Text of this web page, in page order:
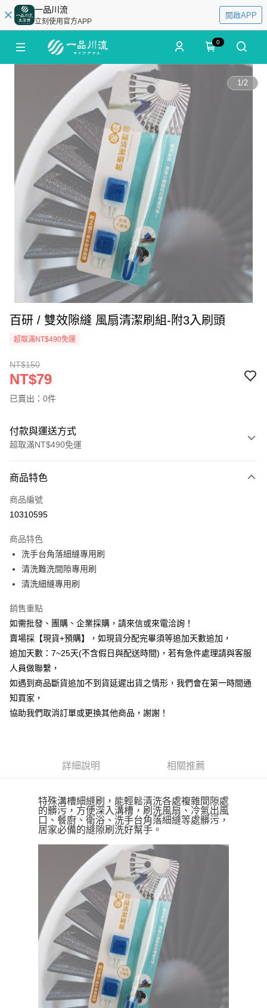
一品川流
立刻使用官方APP
開啟APP
0
1/2
百研 / 雙效隙縫 風扇清潔刷組-附3入刷頭
超取滿NT$490免運
NT$150
NT$79
已賣出：0件
付款與運送方式
超取滿NT$490免運
信用卡一次付款
信用卡分期付款
合作金庫商業銀行
華南商業銀行
上海商業儲蓄銀行
國泰世華商業銀行
匯豐（台灣）商業銀行
聯邦商業銀行
遠東國際商業銀行
元大商業銀行
永豐商業銀行
台新國際商業銀行
中國信託商業銀行
台灣樂天信用卡公司
6 期 0 利率 每期
華南商業銀行
上海商業儲蓄銀行
臺灣中小企業銀行
匯豐（台灣）商業銀行
華泰商業銀行
聯邦商業銀行
遠東國際商業銀行
元大商業銀行
永豐商業銀行
玉山商業銀行
台灣樂天信用卡公司
12 期 0 利率 每期NT$6
合作金庫商業銀行
上海商業儲蓄銀行
國泰世華商業銀行
兆豐國際商業銀行
臺灣中小企業銀行
台中商業銀行
匯豐（台灣）商業銀行
華泰商業銀行
聯邦商業銀行
遠東國際商業銀行
元大商業銀行
玉山商業銀行
星展（台灣）商業銀行
台新國際商業銀行
超商取貨付款
LINE Pay
Apple Pay
街口支付
悠遊付
全盈+PAY
AFTEE先享後付
３．安心：先確認商品／服務後，再付款。
【「AFTEE先享後付」結帳流程】
１．於結帳方式選擇「AFTEE先享後付」後，將跳轉至「AFTEE先享後付」
２．訂單成立數日內，您將收到繳費通知簡訊。
３．收到繳費通知簡訊後14天內，點擊此簡訊中的連結，可透過四大超商／
ATM／網路銀行／等多元方式進行付款，方視為交易完成。
※ 請注意：結帳手續完成當下不需立刻繳費，但若您需要取消訂單，請聯絡
購買商品的店家。未經商家同意取消之訂單仍視為有效，需透過AFTEE先享
後付繳納相關費用。
※ 交易是否成功請以「AFTEE先享後付 」之結帳頁面顯示為準，若有關於
是否繳費成功／繳費後需取消欲退款等相關疑問，請聯繫「AFTEE先享後付
客戶支援中心」https://netprotections.freshdesk.com/support/home
【注意事項】
１．透過由恩沛科技股份有限公司提供之「AFTEE先享後付」服務完成之交
易，需依本服務之必要範圍內提供個人資料，並將交易相關給付款項請求債
權轉讓予恩沛科技股份有限公司。
２．關於個人資料處理事宜，請瀏覽以下網址：
運送方式
全家取貨付款三天後到
每筆NT$100，滿NT$1,000(含以上)免運費
付款後全家取貨
每筆NT$60，滿NT$490(含以上)免運費
7-11取貨付款三天
每筆NT$60，滿NT$490(含以上)免運費
7-11離島取貨付款
每筆NT$100，滿NT$1,000(含以上)免運費
商品特色
商品編號
10310595
商品特色
洗手台角落細縫專用刷
清洗難洗間隙專用刷
清洗細縫專用刷
銷售重點
如需批發、團購、企業採購，請來信或來電洽詢！
賣場採【現貨+預購】，如現貨分配完畢須等追加天數追加，
追加天數：7~25天(不含假日與配送時間)，若有急件處理請與客服
人員做聯繫，
如遇到商品斷貨追加不到貨延遲出貨之情形，我們會在第一時間通
知買家，
協助我們取消訂單或更換其他商品，謝謝！
詳細說明 相關推薦
特殊溝槽細縫刷，能輕鬆清洗各處複雜間隙處
的髒污，方便深入溝槽，刷洗風扇 、冷氣出風
口 、餐廚 、衛浴 、 洗手台角落細縫等處髒污，
居家必備的縫隙刷洗好幫手。